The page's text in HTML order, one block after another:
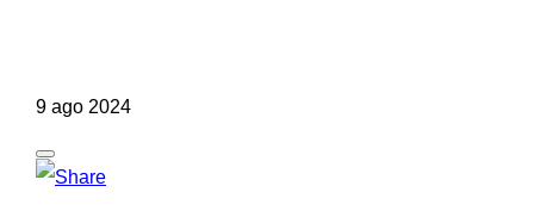
9 ago 2024